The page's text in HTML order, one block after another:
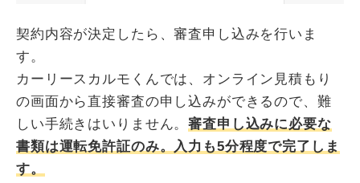
契約内容が決定したら、審査申し込みを行いま
す。
カーリースカルモくんでは、オンライン見積もり
の画面から直接審査の申し込みができるので、難
しい手続きはいりません。審査申し込みに必要な
書類は運転免許証のみ。入力も5分程度で完了しま
す。